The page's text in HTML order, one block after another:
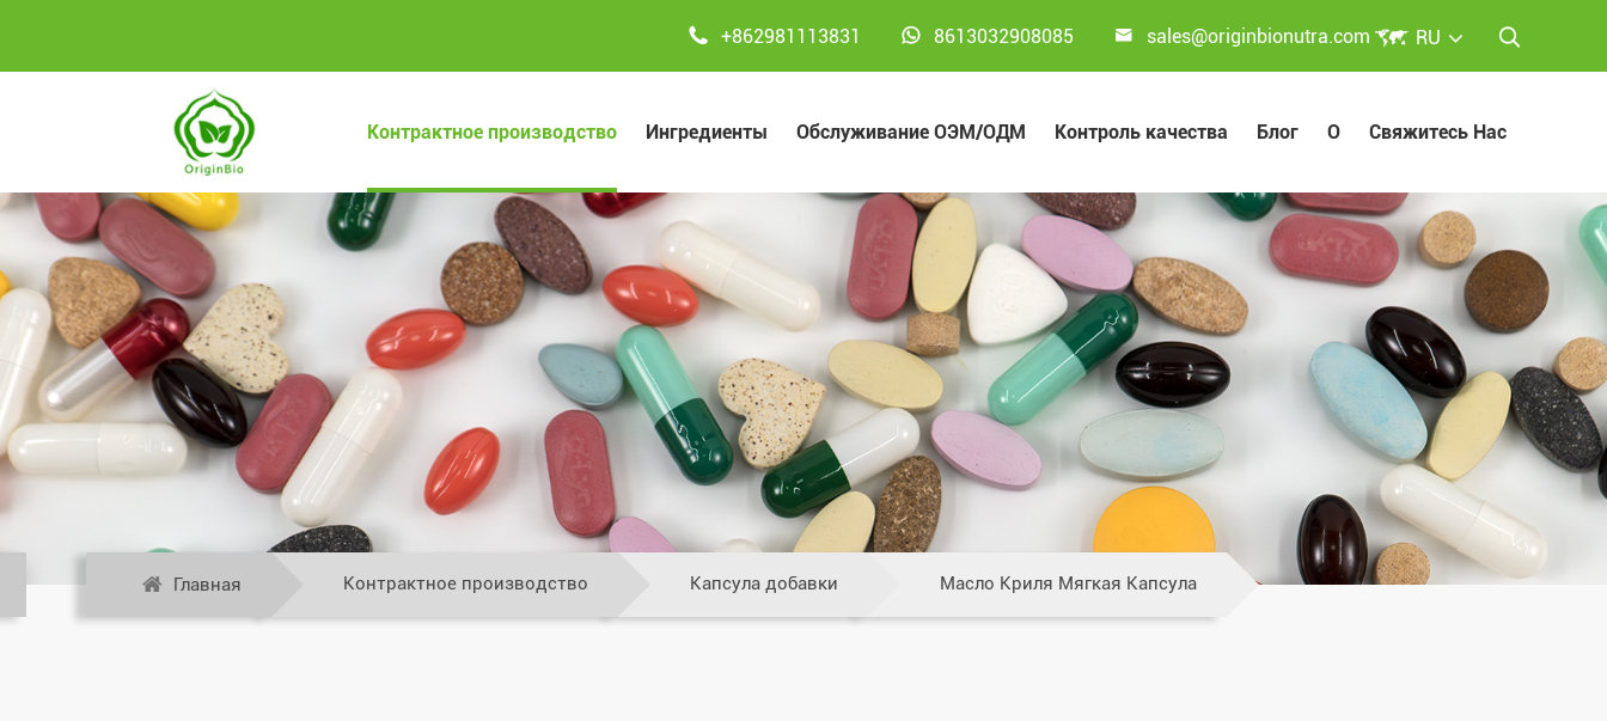

 RU
 +862981113831  8613032908085  sales@originbionutra.com
Контрактное производство Ингредиенты Обслуживание ОЭМ/ОДМ Контроль качества Блог О Свяжитесь Нас
Главная Контрактное производство Капсула добавки Масло Криля Мягкая Капсула